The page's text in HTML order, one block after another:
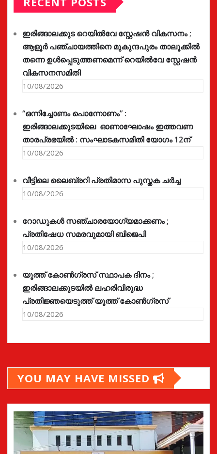
ഇരിങ്ങാലക്കുട റെയിൽവേ സ്റ്റേഷൻ വികസനം ;
ആളൂർ പഞ്ചായത്തിനെ മുകുന്ദപുരം താലൂക്കിൽ
തന്നെ ഉൾപ്പെടുത്തണമെന്ന് റെയിൽവേ സ്റ്റേഷൻ
വികസനസമിതി
10/08/2026
“ഒന്നിച്ചോണം പൊന്നോണം” :
ഇരിങ്ങാലക്കുടയിലെ ഓണാഘോഷം ഇത്തവണ
താരപ്രഭയിൽ : സംഘാടകസമിതി യോഗം 12ന്
10/08/2026
വീട്ടിലെ ലൈബ്രറി പ്രതിമാസ പുസ്തക ചർച്ച
10/08/2026
റോഡുകൾ സഞ്ചാരയോഗ്യമാക്കണം ;
പ്രതിഷേധ സമരവുമായി ബിജെപി
10/08/2026
യൂത്ത് കോൺഗ്രസ്‌ സ്ഥാപക ദിനം ;
ഇരിങ്ങാലക്കുടയിൽ ലഹരിവിരുദ്ധ
പ്രതിജ്ഞയെടുത്ത് യൂത്ത് കോൺഗ്രസ്
10/08/2026
YOU MAY HAVE MISSED